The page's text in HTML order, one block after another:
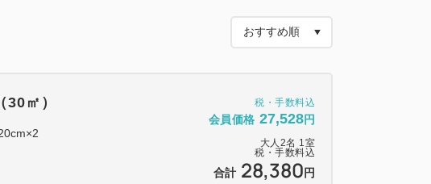
洋食・中華／バーベキューのレストランでのバイキ
税・手数料込
会員価格 27,528円
大人 2名 1室
税・手数料込
合計 28,380 円
㎡）